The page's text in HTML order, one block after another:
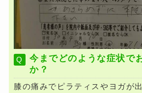
今までどのような症状で
か？
膝の痛みでピラティスやヨガが